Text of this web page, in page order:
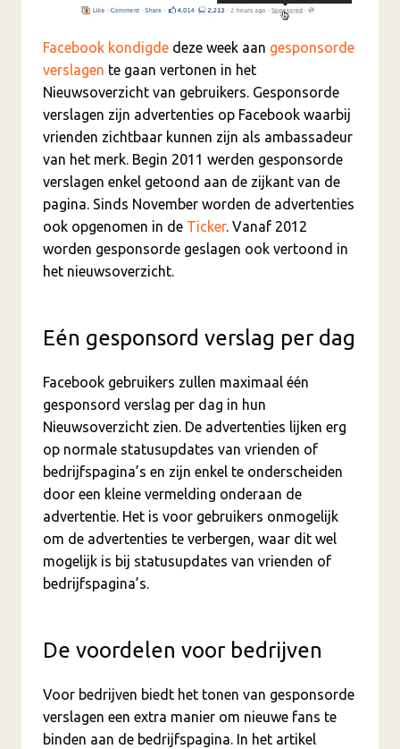
Facebook kondigde deze week aan gesponsorde
verslagen te gaan vertonen in het
Nieuwsoverzicht van gebruikers. Gesponsorde
verslagen zijn advertenties op Facebook waarbij
vrienden zichtbaar kunnen zijn als ambassadeur
van het merk. Begin 2011 werden gesponsorde
verslagen enkel getoond aan de zijkant van de
pagina. Sinds November worden de advertenties
ook opgenomen in de Ticker. Vanaf 2012
worden gesponsorde geslagen ook vertoond in
het nieuwsoverzicht.
Eén gesponsord verslag per dag
Facebook gebruikers zullen maximaal één
gesponsord verslag per dag in hun
Nieuwsoverzicht zien. De advertenties lijken erg
op normale statusupdates van vrienden of
bedrijfspagina’s en zijn enkel te onderscheiden
door een kleine vermelding onderaan de
advertentie. Het is voor gebruikers onmogelijk
om de advertenties te verbergen, waar dit wel
mogelijk is bij statusupdates van vrienden of
bedrijfspagina’s.
De voordelen voor bedrijven
Voor bedrijven biedt het tonen van gesponsorde
verslagen een extra manier om nieuwe fans te
binden aan de bedrijfspagina. In het artikel